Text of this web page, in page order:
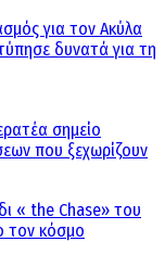
για τον Ακύλα
δυνατά για τη
σημείο
που ξεχωρίζουν
« the Chase» του
τον κόσμο